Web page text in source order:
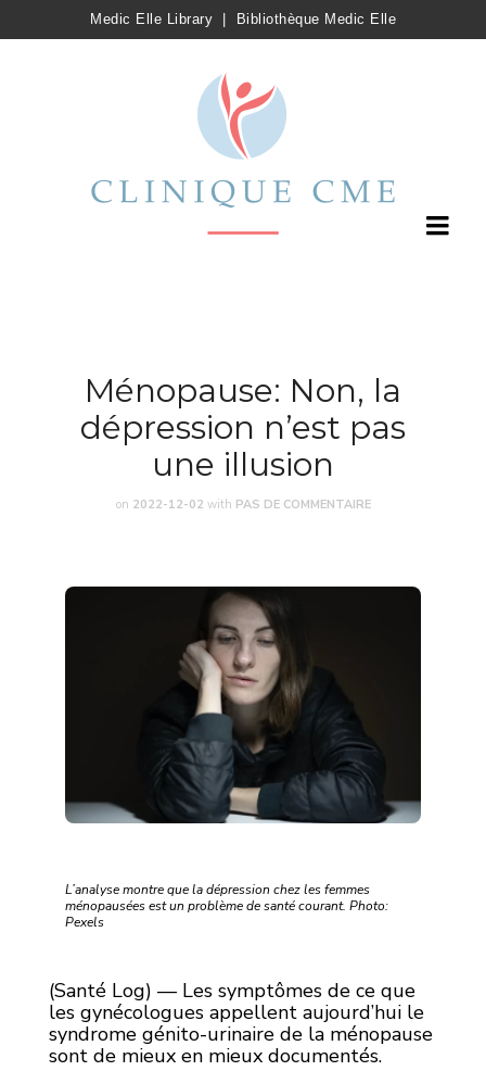
Medic Elle Library Bibliothèque Medic Elle
Ménopause: Non, la
dépression n’est pas
une illusion
on 2022-12-02 with PAS DE COMMENTAIRE
L’analyse montre que la dépression chez les femmes
ménopausées est un problème de santé courant. Photo:
Pexels
(Santé Log) — Les symptômes de ce que
les gynécologues appellent aujourd’hui le
syndrome génito-urinaire de la ménopause
sont de mieux en mieux documentés.